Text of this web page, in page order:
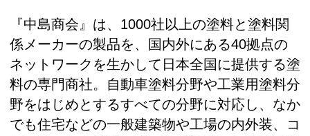
『中島商会』は、1000社以上の塗料と塗料関
係メーカーの製品を、国内外にある40拠点の
ネットワークを生かして日本全国に提供する塗
料の専門商社。自動車塗料分野や工業用塗料分
野をはじめとするすべての分野に対応し、なか
でも住宅などの一般建築物や工場の内外装、コ